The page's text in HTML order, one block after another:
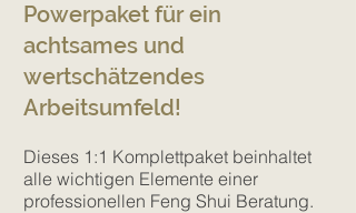
Powerpaket für ein
achtsames und
wertschätzendes
Arbeitsumfeld!
Dieses 1:1 Komplettpaket beinhaltet
alle wichtigen Elemente einer
professionellen Feng Shui Beratung.